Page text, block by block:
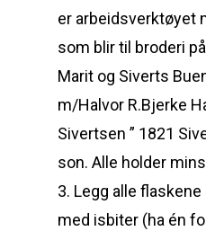
er arbeidsverktøyet
som blir til broderi
Marit og Siverts
m/Halvor R.Bjerke
Sivertsen ” 1821
son. Alle holder
3. Legg alle
med isbiter (ha én